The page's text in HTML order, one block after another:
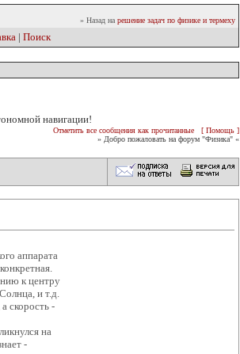
» Назад на решение задач по физике и термеху
| Поиск
навигации!
Отметить все сообщения как прочитанные
[ Помощь ]
» Добро пожаловать на форум "Физика" «
аппарата
к центру
и т.д.
скорость -
на
-